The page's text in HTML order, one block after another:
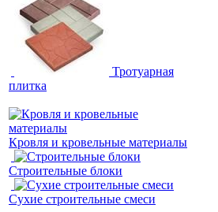
Тротуарная
плитка
Кровля и кровельные материалы
Строительные блоки
Сухие строительные смеси